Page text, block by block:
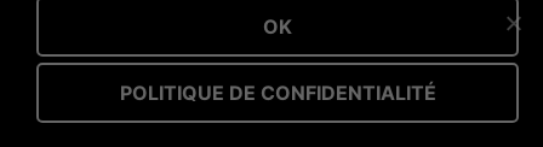
OK
POLITIQUE DE CONFIDENTIALITÉ